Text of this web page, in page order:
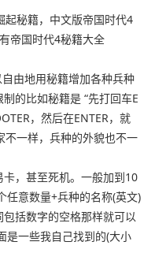
起秘籍，中文版帝国时代4
帝国时代4秘籍大全
由地用秘籍增加各种兵种
的比如秘籍是 “先打回车E
，然后在ENTER，就
一样，兵种的外貌也不一
，甚至死机。一般加到10
任意数量+兵种的名称(英文)
括数字的空格那样就可以
是一些我自己找到的(大小